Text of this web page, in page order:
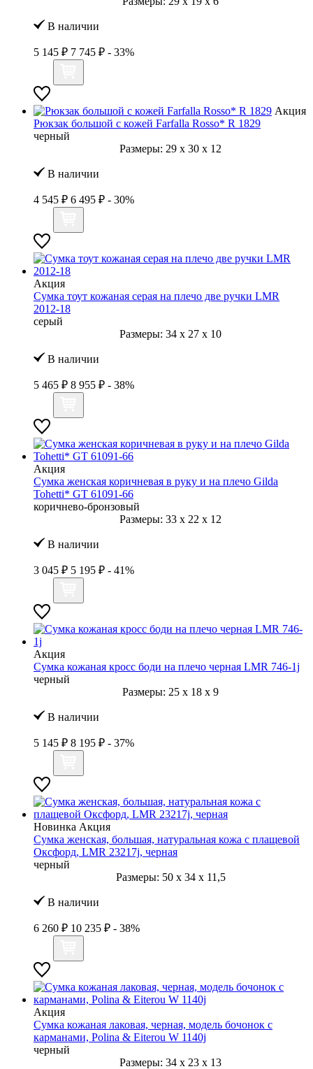
В наличии
5 145 ₽ 7 745 ₽ - 33%
Акция
Рюкзак большой с кожей Farfalla Rosso* R 1829
черный
Размеры: 29 x 30 x 12
В наличии
4 545 ₽ 6 495 ₽ - 30%
Акция
Сумка тоут кожаная серая на плечо две ручки LMR
2012-18
серый
Размеры: 34 x 27 x 10
В наличии
5 465 ₽ 8 955 ₽ - 38%
Акция
Сумка женская коричневая в руку и на плечо Gilda
Tohetti* GT 61091-66
коричнево-бронзовый
Размеры: 33 x 22 x 12
В наличии
3 045 ₽ 5 195 ₽ - 41%
Акция
Сумка кожаная кросс боди на плечо черная LMR 746-1j
черный
Размеры: 25 x 18 x 9
В наличии
5 145 ₽ 8 195 ₽ - 37%
Новинка Акция
Сумка женская, большая, натуральная кожа с плащевой
Оксфорд, LMR 23217j, черная
черный
Размеры: 50 x 34 x 11,5
В наличии
6 260 ₽ 10 235 ₽ - 38%
Акция
Сумка кожаная лаковая, черная, модель бочонок с
карманами, Polina & Eiterou W 1140j
черный
Размеры: 34 x 23 x 13